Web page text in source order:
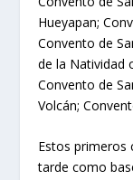
Hueyapan;
Convento de
de la Natividad
Convento de
Volcán;
Estos primeros
tarde como